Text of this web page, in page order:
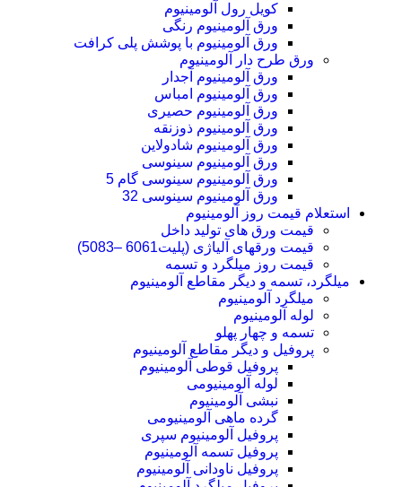
کویل رول آلومینیوم
ورق‌ آلومینیوم رنگی
ورق آلومینیوم با پوشش پلی کرافت
ورق طرح دار آلومینیوم
ورق آلومینیوم آجدار
ورق آلومینیوم امباس
ورق آلومینیوم حصیری
ورق آلومینیوم ذوزنقه
ورق آلومینیوم شادولاین
ورق آلومینیوم سینوسی
ورق آلومینیوم سینوسی گام 5
ورق آلومینیوم سینوسی 32
استعلام قیمت روز آلومینیوم
قیمت ورق های تولید داخل
قیمت ورقهای آلیاژی (پلیت6061 –5083)
قیمت روز میلگرد و تسمه
میلگرد، تسمه و دیگر مقاطع آلومینیوم
میلگرد آلومینیوم
لوله آلومینیوم
تسمه و چهار پهلو
پروفیل و دیگر مقاطع آلومینیوم
پروفیل قوطی آلومینیوم
لوله آلومینیومی
نبشی آلومینیوم
گرده ماهی آلومینیومی
پروفیل آلومینیوم سپری
پروفیل تسمه آلومینیوم
پروفیل ناودانی آلومینیوم